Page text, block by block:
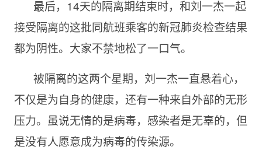
最后， 14天的隔离期结束时，和刘一杰一起
接受隔离的这批同航班乘客的新冠肺炎检查结果
都为阴性。大家不禁地松了一口气。
被隔离的这两个星期，刘一杰一直悬着心，
不仅是为自身的健康，还有一种来自外部的无形
压力。虽说无情的是病毒，感染者是无辜的，但
是没有人愿意成为病毒的传染源。